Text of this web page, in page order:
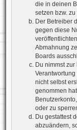
die in deinen
setzen bzw.
Der Betreiber
gegen diese
Abmahnung
Boards
Du nimmst
nicht selbst
genommen
oder zu
Du gestattest
abzuändern,